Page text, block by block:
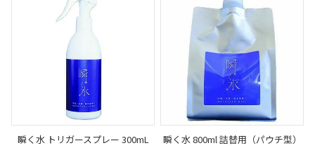
瞬く水 トリガースプレー 300mL
瞬く水 800ml 詰替用（パウチ型）